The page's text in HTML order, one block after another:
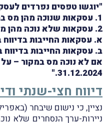
"יוגשו טפסים נפרדים
1. עסקאות שנוכה מהן מס במקור.
2. עסקאות שלא נוכה מהן מס במקור. יש להגיש טופס נפרד ל-:
א. עסקאות החייבות בדיווח
ב. עסקאות החייבות בדיווח
31.12.2024."
דיווח חצי-שנתי
נציין, כי נישום שיבחר (באפריל 2026) לשלם מקדמה בשל הכנסות-